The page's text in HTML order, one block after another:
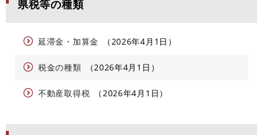
県税等の種類
延滞金・加算金 2026年4月1日
税金の種類 2026年4月1日
不動産取得税 2026年4月1日